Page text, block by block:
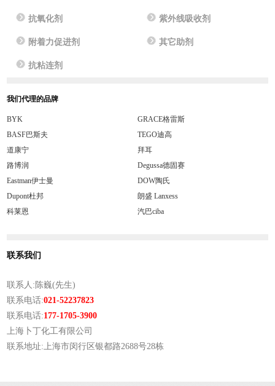
抗氧化剂 紫外线吸收剂
附着力促进剂 其它助剂
抗粘连剂
我们代理的品牌
BYK
GRACE格雷斯
BASF巴斯夫
TEGO迪高
道康宁
拜耳
路博润
Degussa德固赛
Eastman伊士曼
DOW陶氏
Dupont杜邦
朗盛 Lanxess
科莱恩
汽巴ciba
联系我们
联系人:陈巍(先生)
联系电话:021-52237823
联系电话:177-1705-3900
上海卜丁化工有限公司
联系地址:上海市闵行区银都路2688号28栋